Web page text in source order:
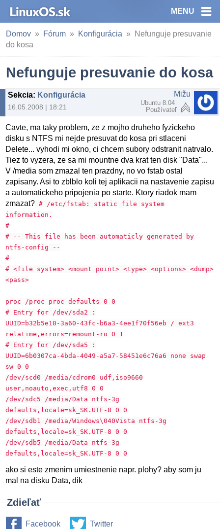
MENU
Domov Fórum Konfigurácia
Nefunguje presuvanie
do kosa
Nefunguje presuvanie do kosa
Sekcia: Konfigurácia
16.05.2008 | 18:21
Mižu
Ubuntu 8.04
Používateľ
Cavte, ma taky problem, ze z mojho druheho fyzickeho
disku s NTFS mi nejde presuvat do kosa pri stlaceni
Delete... vyhodi mi okno, ci chcem subory odstranit natrvalo.
Tiez to vyzera, ze sa mi mountne dva krat ten disk "Data"...
V /media som zmazal ten prazdny, no vo fstab ostal
zapisany. Asi to zblblo koli tej aplikacii na nastavenie zapisu
a automatickeho pripojenia po starte. Ktory riadok mam
zmazat? # /etc/fstab: static file system
information.
#
# -- This file has been automaticly generated by
ntfs-config --
#
# <file system> <mount point> <type> <options> <dump>
<pass>
proc /proc proc defaults 0 0
# Entry for /dev/sda2 :
UUID=b32b5e10-3a60-43fc-b6a3-4ee1f70f56eb / ext3
relatime,errors=remount-ro 0 1
# Entry for /dev/sda5 :
UUID=6b0307ca-4bda-4049-a5a7-58451e6c76a6 none swap
sw 0 0
/dev/scd0 /media/cdrom0 udf,iso9660
user,noauto,exec,utf8 0 0
/dev/sdc5 /media/Data ntfs-3g
defaults,locale=sk_SK.UTF-8 0 0
/dev/sdb1 /media/Windows\040Vista ntfs-3g
defaults,locale=sk_SK.UTF-8 0 0
/dev/sdb5 /media/Data ntfs-3g
defaults,locale=sk_SK.UTF-8 0 0
ako si este zmenim umiestnenie napr. plohy? aby som ju
mal na disku Data, dik
Zdieľať
Facebook Twitter